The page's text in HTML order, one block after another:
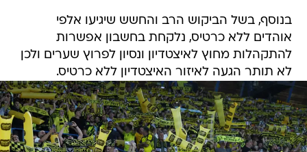
בנוסף, בשל הביקוש הרב והחשש שיגיעו אלפי
אוהדים ללא כרטיס, נלקחת בחשבון אפשרות
להתקהלות מחוץ לאיצטדיון ונסיון לפרוץ שערים ולכן
לא תותר הגעה לאיזור האיצטדיון ללא כרטיס.